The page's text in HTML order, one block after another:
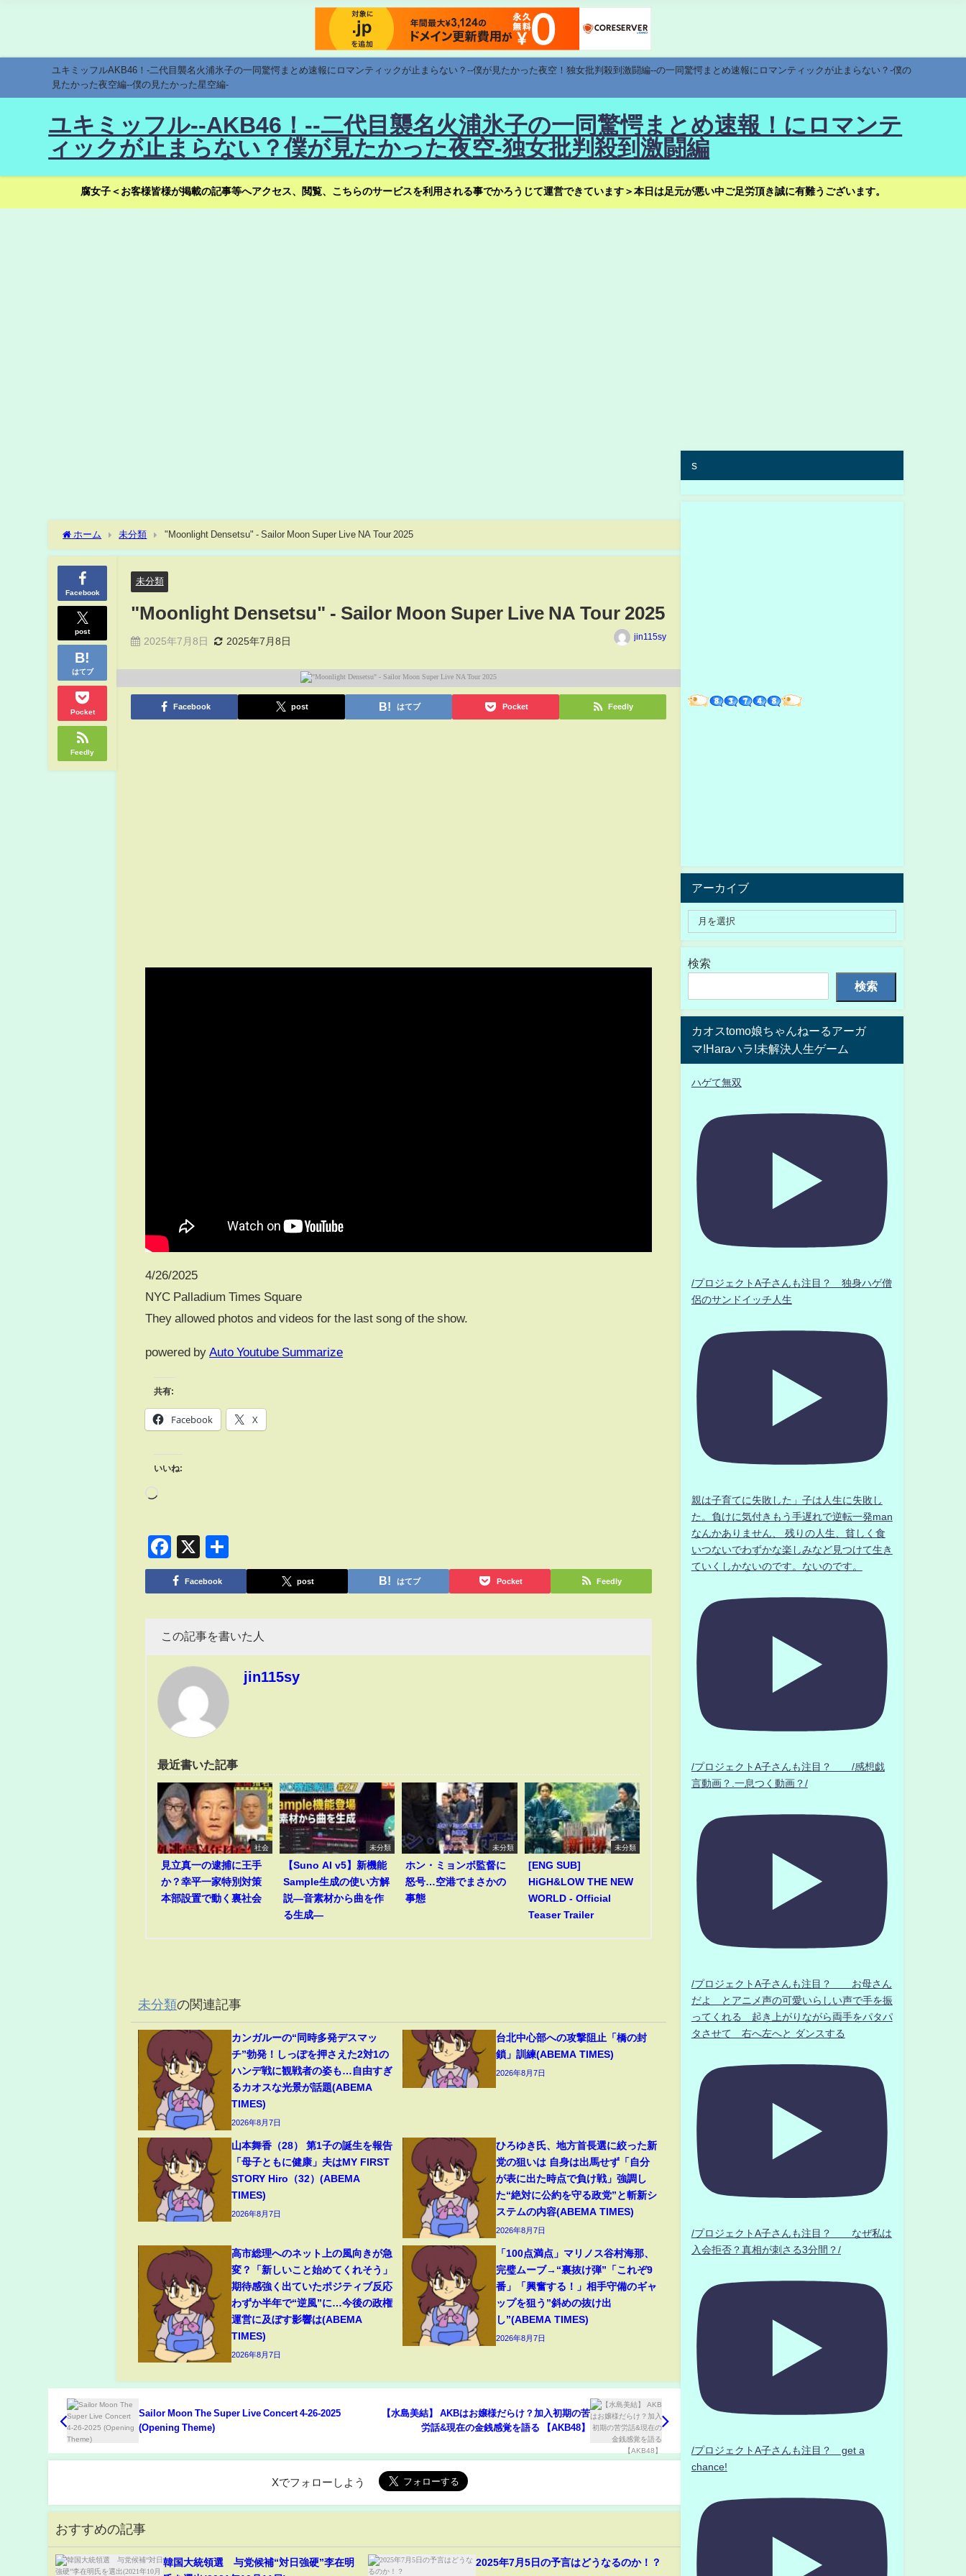
ユキミッフルAKB46！-二代目襲名火浦氷子の一同驚愕まとめ速報にロマンティックが止まらない？--僕が見たかった夜空！独女批判殺到激闘編--の一同驚愕まとめ速報にロマンティックが止まらない？-僕の
見たかった夜空編--僕の見たかった星空編-
ユキミッフル--AKB46！--二代目襲名火浦氷子の一同驚愕まとめ速報！にロマンテ
ィックが止まらない？僕が見たかった夜空-独女批判殺到激闘編
腐女子＜お客様皆様が掲載の記事等へアクセス、閲覧、こちらのサービスを利用される事でかろうじて運営できています＞本日は足元が悪い中ご足労頂き誠に有難うございます。
ホーム 未分類 "Moonlight Densetsu" - Sailor Moon Super Live NA Tour 2025
Facebook
post
はてブ
Pocket
Feedly
未分類
"Moonlight Densetsu" - Sailor Moon Super Live NA Tour 2025
2025年7月8日 2025年7月8日 jin115sy
Facebook post はてブ Pocket Feedly
4/26/2025
NYC Palladium Times Square
They allowed photos and videos for the last song of the show.
powered by Auto Youtube Summarize
共有:
Facebook X
いいね:
Facebook
X
有
Facebook post はてブ Pocket Feedly
この記事を書いた人
jin115sy
最近書いた記事
社会
見立真一の逮捕に王手
か？幸平一家特別対策
本部設置で動く裏社会
未分類
【Suno AI v5】新機能
Sample生成の使い方解
説―音素材から曲を作
る生成―
未分類
ホン・ミョンボ監督に
怒号…空港でまさかの
事態
未分類
[ENG SUB]
HiGH&LOW THE NEW
WORLD - Official
Teaser Trailer
未分類の関連記事
カンガルーの“同時多発デスマッ
チ”勃発！しっぽを押さえた2対1の
ハンデ戦に観戦者の姿も…自由すぎ
るカオスな光景が話題(ABEMA
TIMES)
2026年8月7日
台北中心部への攻撃阻止「橋の封
鎖」訓練(ABEMA TIMES)
2026年8月7日
山本舞香（28） 第1子の誕生を報告
「母子ともに健康」夫はMY FIRST
STORY Hiro（32）(ABEMA
TIMES)
2026年8月7日
ひろゆき氏、地方首長選に絞った新
党の狙いは 自身は出馬せず「自分
が表に出た時点で負け戦」強調し
た“絶対に公約を守る政党”と斬新シ
ステムの内容(ABEMA TIMES)
2026年8月7日
高市総理へのネット上の風向きが急
変？「新しいこと始めてくれそう」
期待感強く出ていたポジティブ反応
わずか半年で“逆風”に…今後の政権
運営に及ぼす影響は(ABEMA
TIMES)
2026年8月7日
「100点満点」マリノス谷村海那、
完璧ムーブ→“裏抜け弾”「これぞ9
番」「興奮する！」相手守備のギャ
ップを狙う”斜めの抜け出
し”(ABEMA TIMES)
2026年8月7日
Sailor Moon The Super Live Concert 4-26-2025
(Opening Theme)
【水島美結】 AKBはお嬢様だらけ？加入初期の苦
労話&現在の金銭感覚を語る 【AKB48】
Xでフォローしよう
おすすめの記事
韓国大統領選 与党候補“対日強硬”李在明
2025年7月5日の予言はどうなるのか！？
s
アーカイブ
検索
検索
カオスtomo娘ちゃんねーるアーガ
マ!Haraハラ!未解決人生ゲーム
ハゲて無双
/プロジェクトA子さんも注目？ 独身ハゲ僧
侶のサンドイッチ人生
親は子育てに失敗した」子は人生に失敗し
た。負けに気付きもう手遅れで逆転一発man
なんかありません、 残りの人生、貧しく食
いつないでわずかな楽しみなど見つけて生き
ていくしかないのです。ないのです。
/プロジェクトA子さんも注目？ /感想戯
言動画？.一息つく動画？/
/プロジェクトA子さんも注目？ お母さん
だよ とアニメ声の可愛いらしい声で手を振
ってくれる 起き上がりながら両手をパタパ
タさせて 右へ左へと ダンスする
/プロジェクトA子さんも注目？ なぜ私は
入会拒否？真相が刺さる3分間？/
/プロジェクトA子さんも注目？ get a
chance!